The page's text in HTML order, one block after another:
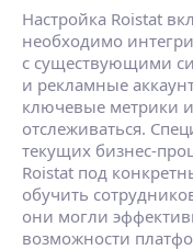
Настройка Roistat
необходимо
с существующими
и рекламные
ключевые метрики
отслеживаться.
текущих бизнес-
Roistat под
обучить
они могли
возможности